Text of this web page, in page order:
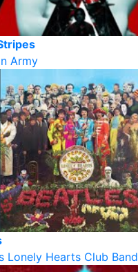
Army
Lonely Hearts Club Band